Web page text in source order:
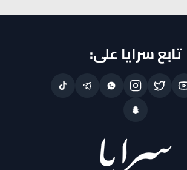
تابع سرايا على: